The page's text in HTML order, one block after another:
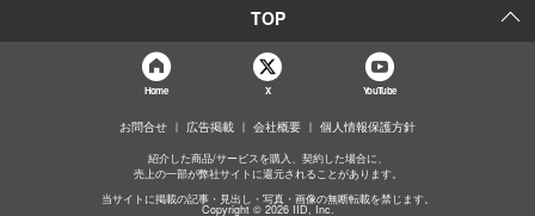
TOP
Home X YouTube
お問合せ 広告掲載 会社概要 個人情報保護方針
紹介した商品/サービスを購入、契約した場合に、
売上の一部が弊社サイトに還元されることがあります。
当サイトに掲載の記事・見出し・写真・画像の無断転載を禁じます。
Copyright © 2026 IID, Inc.